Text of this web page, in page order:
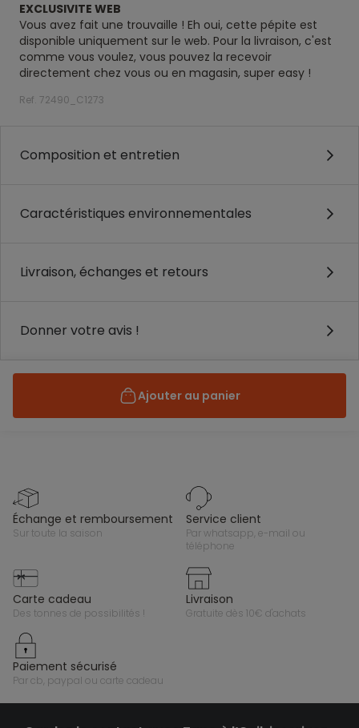
EXCLUSIVITE WEB
Vous avez fait une trouvaille ! Eh oui, cette pépite est
disponible uniquement sur le web. Pour la livraison, c'est
comme vous voulez, vous pouvez la recevoir
directement chez vous ou en magasin, super easy !
Ref. 72490_C1273
Composition et entretien
Caractéristiques environnementales
Livraison, échanges et retours
Donner votre avis !
Ajouter au panier
échange et remboursement
sur toute la saison
service client
par whatsapp, e-mail ou
téléphone
carte cadeau
des tonnes de possibilités !
livraison
gratuite dès 10€ d'achats
paiement sécurisé
par cb, paypal ou carte cadeau